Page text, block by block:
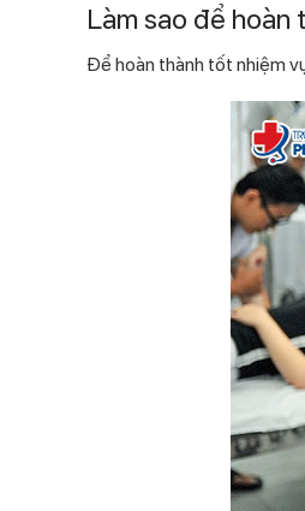
Làm sao để hoàn
Để hoàn thành tốt nhiệm